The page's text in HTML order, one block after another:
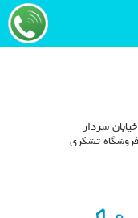
کرج - خیابان بهشتی روبروی کلانتری 11خیابان سردار
فروشگاه تشکری